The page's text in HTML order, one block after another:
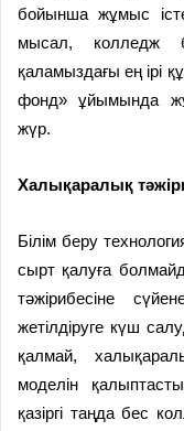
бойынша жұмыс
мысал, колледж
қаламыздағы ең ірі
фонд» ұйымында
жүр.
Халықаралық
Білім беру
сырт қалуға
тәжірибесіне
жетілдіруге күш
қалмай,
моделін
қазіргі таңда бес